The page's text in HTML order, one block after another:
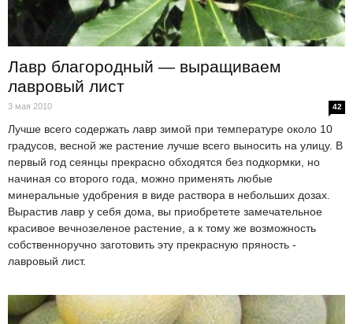
Лавр благородный — выращиваем
лавровый лист
3 мая 2010 42
Лучше всего содержать лавр зимой при температуре около 10
градусов, весной же растение лучше всего выносить на улицу. В
первый год сеянцы прекрасно обходятся без подкормки, но
начиная со второго года, можно применять любые
минеральные удобрения в виде раствора в небольших дозах.
Вырастив лавр у себя дома, вы приобретете замечательное
красивое вечнозеленое растение, а к тому же возможность
собственноручно заготовить эту прекрасную пряность -
лавровый лист.